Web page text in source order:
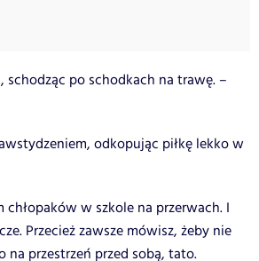
schodząc po schodkach na trawę. –
odkopując piłkę lekko w
chłopaków w szkole na przerwach. I
Przecież zawsze mówisz, żeby nie
na przestrzeń przed sobą, tato.